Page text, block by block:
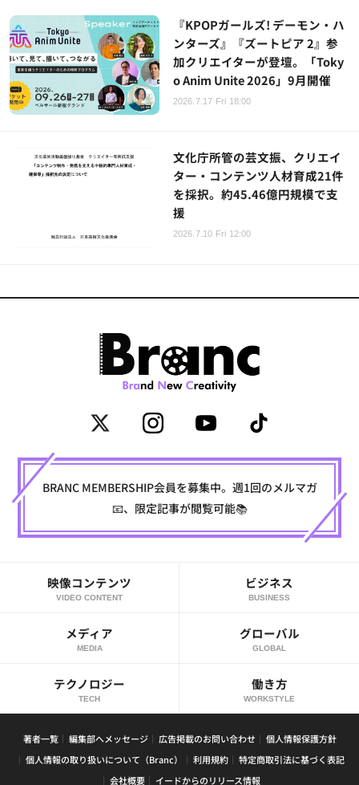
『KPOPガールズ! デーモン・ハ
ンターズ』『ズートピア 2』参
加クリエイターが登壇。「Toky
o Anim Unite 2026」9月開催
2026.7.17 Fri 18:00
文化庁所管の芸文振、クリエイ
ター・コンテンツ人材育成21件
を採択。約45.46億円規模で支
援
2026.7.10 Fri 12:00
BRANC MEMBERSHIP会員を募集中。週1回のメルマガ
📧、限定記事が閲覧可能📚
映像コンテンツ
VIDEO CONTENT
ビジネス
BUSINESS
メディア
MEDIA
グローバル
GLOBAL
テクノロジー
TECH
働き方
WORKSTYLE
著者一覧 編集部へメッセージ 広告掲載のお問い合わせ
個人情報保護方針
個人情報の取り扱いについて（Branc）
利用規約
特定商取引法に基づく表記
会社概要
イードからのリリース情報